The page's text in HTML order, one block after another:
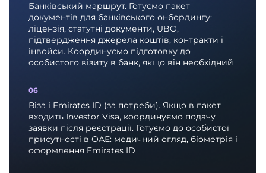
Банківський маршрут. Готуємо пакет
документів для банківського онбордингу:
ліцензія, статутні документи, UBO,
підтвердження джерела коштів, контракти і
інвойси. Координуємо підготовку до
особистого візиту в банк, якщо він необхідний
Віза і Emirates ID (за потреби). Якщо в пакет
входить Investor Visa, координуємо подачу
заявки після реєстрації. Готуємо до особистої
присутності в ОАЕ: медичний огляд, біометрія і
оформлення Emirates ID